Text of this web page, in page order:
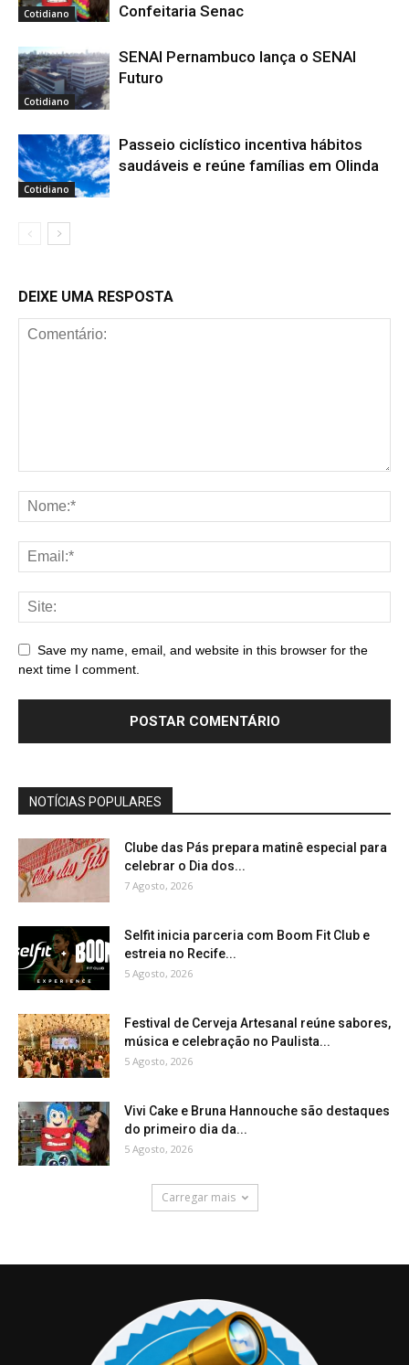
Cotidiano
Confeitaria Senac
Cotidiano
SENAI Pernambuco lança o SENAI
Futuro
Cotidiano
Passeio ciclístico incentiva hábitos
saudáveis e reúne famílias em Olinda
DEIXE UMA RESPOSTA
Save my name, email, and website in this browser for the
next time I comment.
NOTÍCIAS POPULARES
Clube das Pás prepara matinê especial para
celebrar o Dia dos...
7 Agosto, 2026
Selfit inicia parceria com Boom Fit Club e
estreia no Recife...
5 Agosto, 2026
Festival de Cerveja Artesanal reúne sabores,
música e celebração no Paulista...
5 Agosto, 2026
Vivi Cake e Bruna Hannouche são destaques
do primeiro dia da...
5 Agosto, 2026
Carregar mais